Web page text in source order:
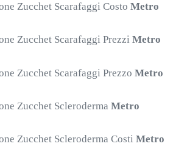
Zucchet Scarafaggi CostoMetro
Zucchet Scarafaggi PrezziMetro
Zucchet Scarafaggi PrezzoMetro
Zucchet SclerodermaMetro
Zucchet Scleroderma CostiMetro